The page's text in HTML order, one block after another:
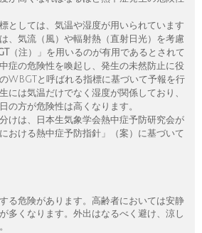
としては、気温や湿度が用いられています
、気流（風）や輻射熱（直射日光）を考慮
（注）」を用いるのが有用であるとされて
症の危険性を喚起し、発生の未然防止に役
WBGTと呼ばれる指標に基づいて予報を行
には気温だけでなく湿度が関係しており、
の方が危険性は高くなります。
けは、日本生気象学会熱中症予防研究会が
おける熱中症予防指針」（案）に基づいて
る危険があります。高齢者においては安静
多くなります。外出はなるべく避け、涼し